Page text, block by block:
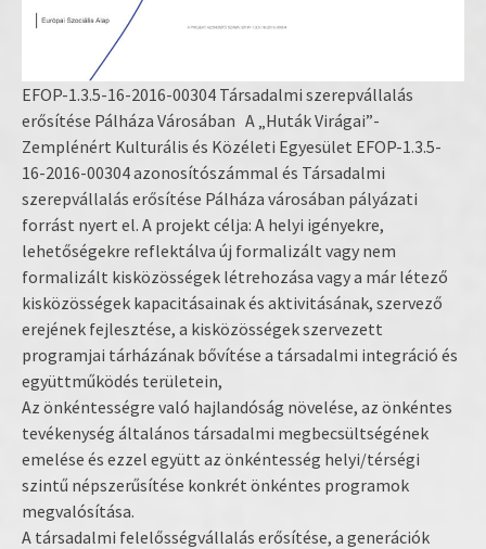
EFOP-1.3.5-16-2016-00304 Társadalmi szerepvállalás
erősítése Pálháza Városában A „Huták Virágai”-
Zemplénért Kulturális és Közéleti Egyesület EFOP-1.3.5-
16-2016-00304 azonosítószámmal és Társadalmi
szerepvállalás erősítése Pálháza városában pályázati
forrást nyert el. A projekt célja: A helyi igényekre,
lehetőségekre reflektálva új formalizált vagy nem
formalizált kisközösségek létrehozása vagy a már létező
kisközösségek kapacitásainak és aktivitásának, szervező
erejének fejlesztése, a kisközösségek szervezett
programjai tárházának bővítése a társadalmi integráció és
együttműködés területein,
Az önkéntességre való hajlandóság növelése, az önkéntes
tevékenység általános társadalmi megbecsültségének
emelése és ezzel együtt az önkéntesség helyi/térségi
szintű népszerűsítése konkrét önkéntes programok
megvalósítása.
A társadalmi felelősségvállalás erősítése, a generációk